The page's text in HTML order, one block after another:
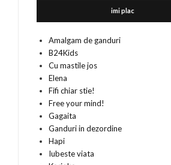
imi plac
Amalgam de ganduri
B24Kids
Cu mastile jos
Elena
Fifi chiar stie!
Free your mind!
Gagaita
Ganduri in dezordine
Hapi
Iubeste viata